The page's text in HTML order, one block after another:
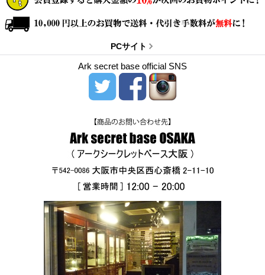
PCサイト
Ark secret base official SNS